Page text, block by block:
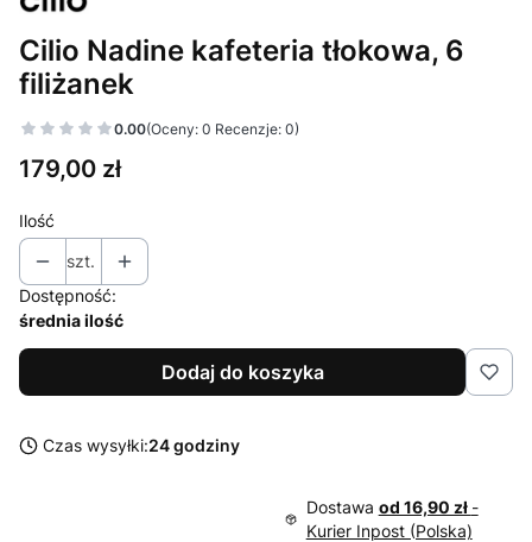
Cilio Nadine kafeteria tłokowa, 6
filiżanek
0.00(Oceny: 0 Recenzje: 0)
Cena
179,00 zł
Ilość
szt.
Dostępność:
średnia ilość
Dodaj do koszyka
Czas wysyłki:24 godziny
Dostawa od 16,90 zł -
Kurier Inpost (Polska)